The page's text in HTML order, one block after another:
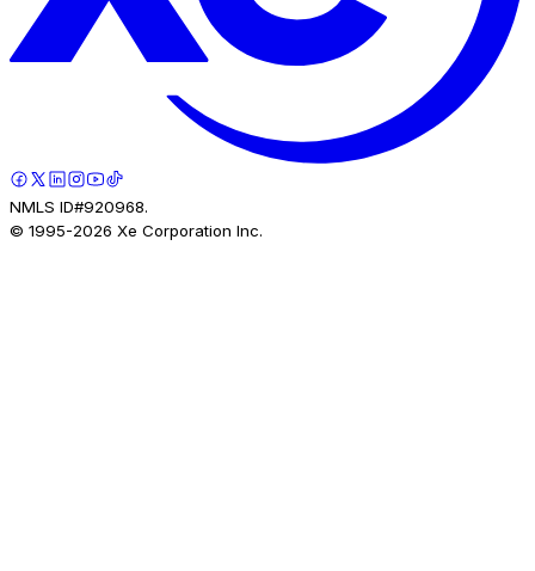
NMLS ID#920968.
© 1995-2026 Xe Corporation Inc.